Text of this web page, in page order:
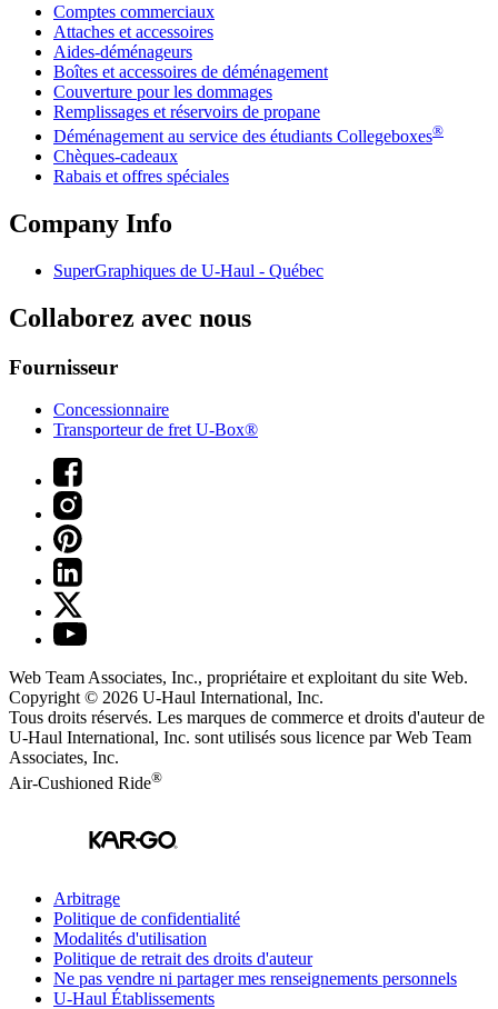
Comptes commerciaux
Attaches et accessoires
Aides-déménageurs
Boîtes et accessoires de déménagement
Couverture pour les dommages
Remplissages et réservoirs de propane
Déménagement au service des étudiants Collegeboxes®
Chèques-cadeaux
Rabais et offres spéciales
Company Info
SuperGraphiques de U-Haul - Québec
Collaborez avec nous
Fournisseur
Concessionnaire
Transporteur de fret U-Box®
Web Team Associates, Inc., propriétaire et exploitant du site Web.
Copyright © 2026 U-Haul International, Inc.
Tous droits réservés. Les marques de commerce et droits d'auteur de
U-Haul International, Inc. sont utilisés sous licence par Web Team
Associates, Inc.
Air-Cushioned Ride®
Arbitrage
Politique de confidentialité
Modalités d'utilisation
Politique de retrait des droits d'auteur
Ne pas vendre ni partager mes renseignements personnels
U-Haul Établissements